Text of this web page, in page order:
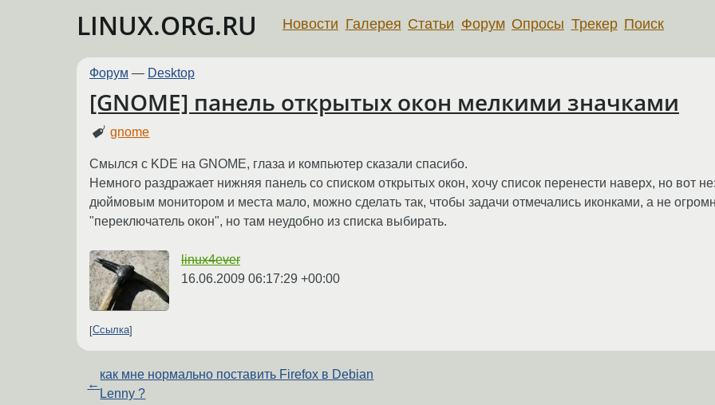
LINUX.ORG.RU Новости Галерея Статьи Форум Опросы Трекер Поиск
Форум — Desktop
[GNOME] панель открытых окон мелкими значками
gnome
Смылся с KDE на GNOME, глаза и компьютер сказали спасибо.
Немного раздражает нижняя панель со списком открытых окон, хочу список перенести наверх, но вот
дюймовым монитором и места мало, можно сделать так, чтобы задачи отмечались иконками, а не
"переключатель окон", но там неудобно из списка выбирать.
linux4ever
16.06.2009 06:17:29 +00:00
Ссылка
←
как мне нормально поставить Firefox в Debian
Lenny ?